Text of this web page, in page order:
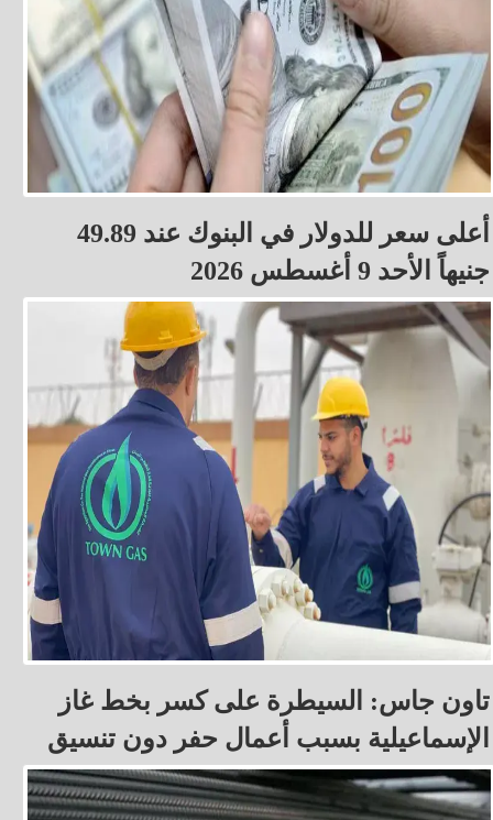
أعلى سعر للدولار في البنوك عند 49.89
جنيهاً الأحد 9 أغسطس 2026
تاون جاس: السيطرة على كسر بخط غاز
الإسماعيلية بسبب أعمال حفر دون تنسيق